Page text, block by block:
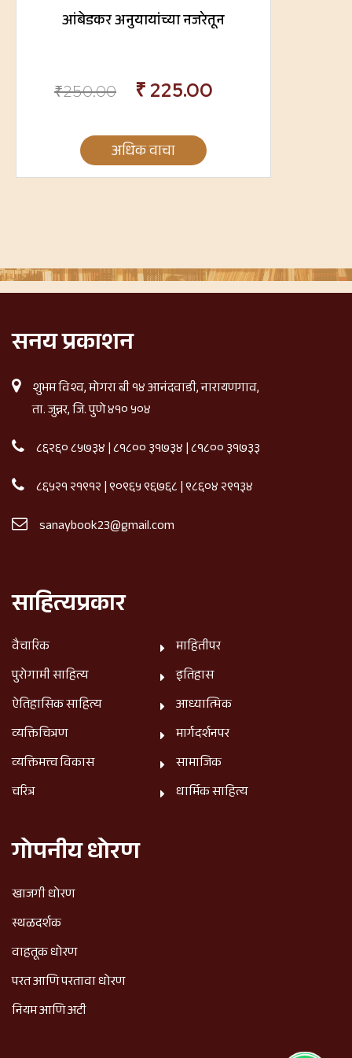
आंबेडकर अनुयायांच्या नजरेतून
₹250.00 ₹225.00
अधिक वाचा
सनय प्रकाशन
शुभम विश्व, मोगरा बी १४ आनंदवाडी, नारायणगाव,
ता. जुन्नर, जि. पुणे ४१० ५०४
८६२६० ८५७३४|८१८०० ३१७३४|८१८०० ३१७३३
८६५२१ २१९१२|९०९६५ ९६७६८|९८६०४ २९१३४
sanaybook23@gmail.com
साहित्यप्रकार
वैचारिक
पुरोगामी साहित्य
ऐतिहासिक साहित्य
व्यक्तिचित्रण
व्यक्तिमत्त्व विकास
चरित्र
माहितीपर
इतिहास
आध्यात्मिक
मार्गदर्शनपर
सामाजिक
धार्मिक साहित्य
गोपनीय धोरण
खाजगी धोरण
स्थळदर्शक
वाहतूक धोरण
परत आणि परतावा धोरण
नियम आणि अटी